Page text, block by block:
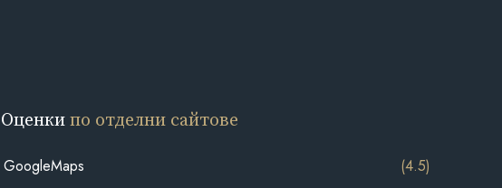
Оценкипо отделни сайтове
GoogleMaps (4.5)